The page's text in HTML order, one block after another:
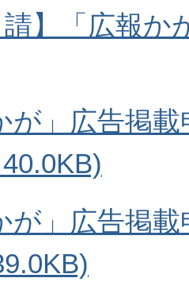
請】「広報か
が」広告掲
が」広告掲